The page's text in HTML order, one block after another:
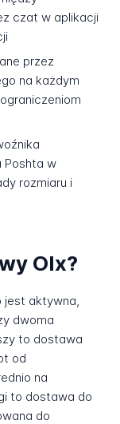
czat w aplikacji
przez
na każdym
Poshta w
rozmiaru i
Olx?
jest aktywna,
dwoma
to dostawa
od
na
to dostawa do
do